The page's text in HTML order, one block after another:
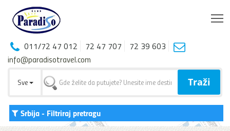
011/72 47 012 72 47 707
72 39 603
info@paradisotravel.com
Sve Traži
Srbija- Filtriraj pretragu